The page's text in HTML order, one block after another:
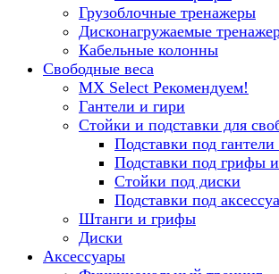
Грузоблочные тренажеры
Дисконагружаемые
Кабельные колонны
Свободные веса
MX Select Рекомендуем!
Гантели и гири
Стойки и подставки для
Подставки под
Подставки под грифы
Стойки под диски
Подставки под
Штанги и грифы
Диски
Аксессуары